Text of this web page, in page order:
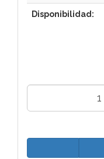
Disponibilidad: